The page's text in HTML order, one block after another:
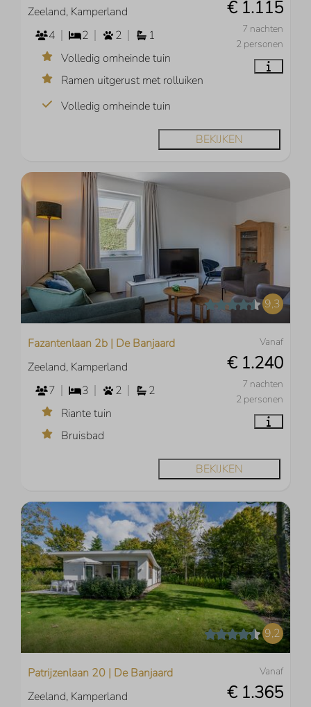
€ 1.115
7 nachten
2 personen
Zeeland, Kamperland
4
2 2
1
Volledig omheinde tuin
Ramen uitgerust met rolluiken
Volledig omheinde tuin
BEKIJKEN
9,3
Vanaf
€ 1.240
7 nachten
2 personen
Fazantenlaan 2b | De Banjaard
Zeeland, Kamperland
7
3 2
2
Riante tuin
Bruisbad
BEKIJKEN
9,2
Vanaf
€ 1.365
Patrijzenlaan 20 | De Banjaard
Zeeland, Kamperland